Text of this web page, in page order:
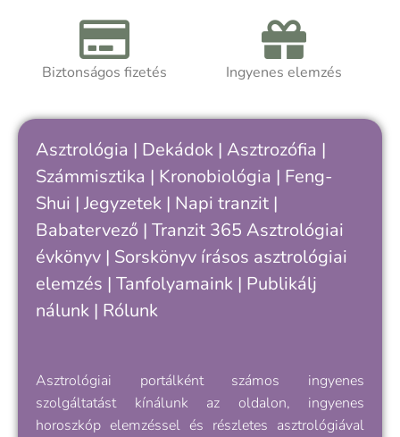
Biztonságos fizetés Ingyenes elemzés
Asztrológia | Dekádok | Asztrozófia |
Számmisztika | Kronobiológia | Feng-
Shui | Jegyzetek | Napi tranzit |
Babatervező | Tranzit 365 Asztrológiai
évkönyv | Sorskönyv írásos asztrológiai
elemzés | Tanfolyamaink | Publikálj
nálunk | Rólunk
Asztrológiai portálként számos ingyenes
szolgáltatást kínálunk az oldalon, ingyenes
horoszkóp elemzéssel és részletes asztrológiával